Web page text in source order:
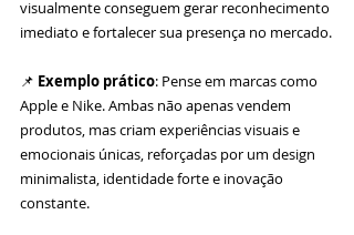
visualmente conseguem gerar reconhecimento
imediato e fortalecer sua presença no mercado.
📌 Exemplo prático: Pense em marcas como
Apple e Nike. Ambas não apenas vendem
produtos, mas criam experiências visuais e
emocionais únicas, reforçadas por um design
minimalista, identidade forte e inovação
constante.